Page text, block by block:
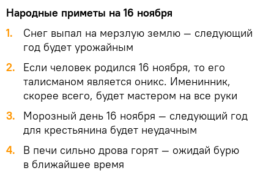
Народные приметы на 16 ноября
Снег выпал на мерзлую землю — следующий
год будет урожайным
Если человек родился 16 ноября, то его
талисманом является оникс. Именинник,
скорее всего, будет мастером на все руки
Морозный день 16 ноября — следующий год
для крестьянина будет неудачным
В печи сильно дрова горят — ожидай бурю
в ближайшее время